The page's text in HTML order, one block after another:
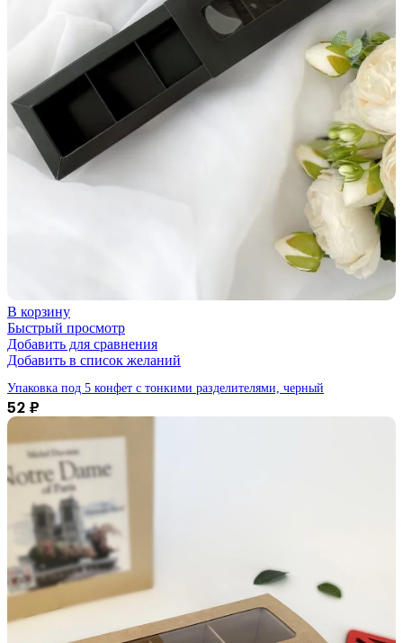
В корзину
Быстрый просмотр
Добавить для сравнения
Добавить в список желаний
Упаковка под 5 конфет с тонкими разделителями, черный
52 ₽